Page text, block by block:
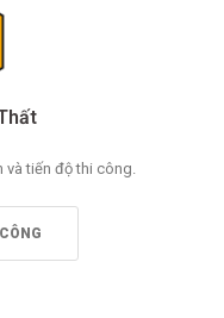
và tiến độ thi công.